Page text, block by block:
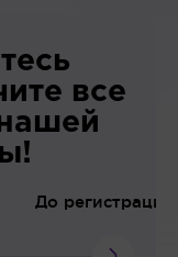
все
До регистрации